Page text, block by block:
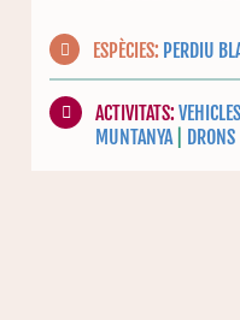
ESPÈCIES: PERDIU
ACTIVITATS:
MUNTANYA
DRONS